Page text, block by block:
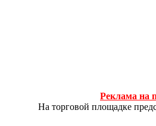
Реклама на
На торговой площадке